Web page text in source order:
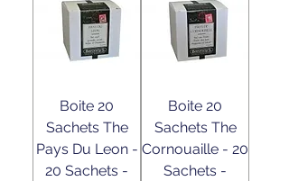
Boite 20
Sachets The
Pays Du Leon -
20 Sachets -
Boite 20
Sachets The
Cornouaille - 20
Sachets -